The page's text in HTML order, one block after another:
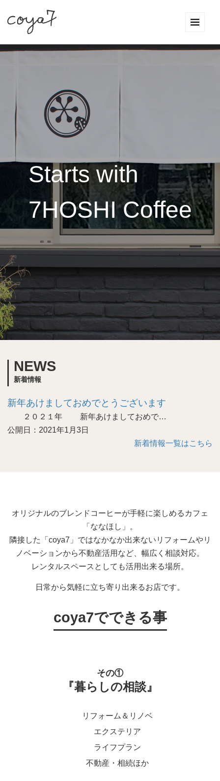
Starts with
7HOSHI Coffee
NEWS
新着情報
新年あけましておめでとうございます
２０２１年 新年あけましておめで…
公開日：2021年1月3日
新着情報一覧はこちら
オリジナルのブレンドコーヒーが手軽に楽しめるカフェ
「ななほし」。
隣接した「coya7」ではなかなか出来ないリフォームやリ
ノベーションから不動産活用など、幅広く相談対応。
レンタルスペースとしても活用出来る場所。
日常から気軽に立ち寄り出来るお店です。
coya7でできる事
その①
『暮らしの相談』
リフォーム＆リノベ
エクステリア
ライフプラン
不動産・相続ほか